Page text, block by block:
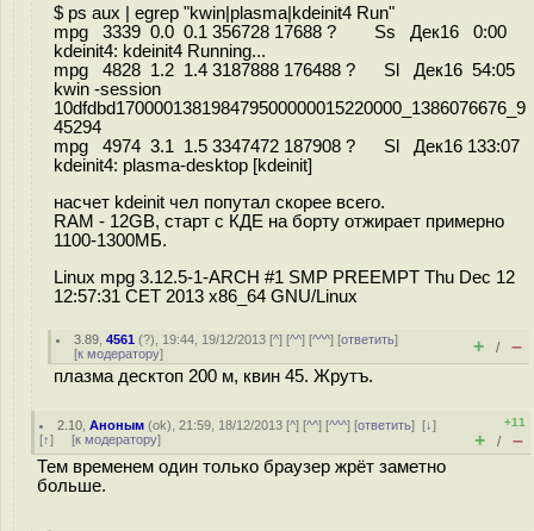
$ ps aux | egrep "kwin|plasma|kdeinit4 Run"
mpg 3339 0.0 0.1 356728 17688 ? Ss Дек16 0:00
kdeinit4: kdeinit4 Running...
mpg 4828 1.2 1.4 3187888 176488 ? Sl Дек16 54:05
kwin -session
10dfdbd170000138198479500000015220000_1386076676_9
45294
mpg 4974 3.1 1.5 3347472 187908 ? Sl Дек16 133:07
kdeinit4: plasma-desktop [kdeinit]
насчет kdeinit чел попутал скорее всего.
RAM - 12GB, старт с КДЕ на борту отжирает примерно
1100-1300МБ.
Linux mpg 3.12.5-1-ARCH #1 SMP PREEMPT Thu Dec 12
12:57:31 CET 2013 x86_64 GNU/Linux
3.89 ,4561 (?), 19:44, 19/12/2013 [^] [^^] [^^^] [ответить]
[к модератору] + / –
плазма десктоп 200 м, квин 45. Жрутъ.
2.10 ,Аноным (ok), 21:59, 18/12/2013 [^] [^^] [^^^] [ответить][↓]
[↑] [к модератору]
+11
+ / –
Тем временем один только браузер жрёт заметно
больше.